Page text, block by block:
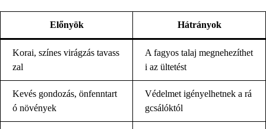
Előnyök Hátrányok
Korai, színes virágzás tavass
zal
A fagyos talaj megnehezíthet
i az ültetést
Kevés gondozás, önfenntart
ó növények
Védelmet igényelhetnek a rá
gcsálóktól